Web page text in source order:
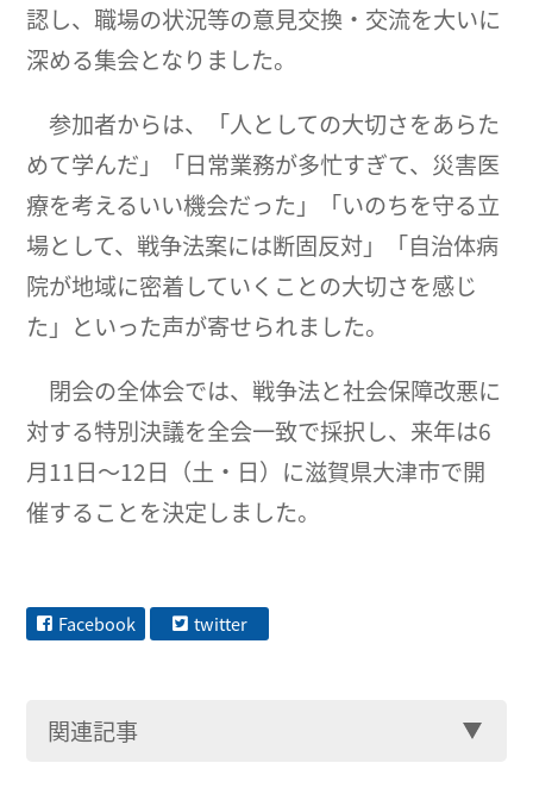
認し、職場の状況等の意見交換・交流を大いに
深める集会となりました。
参加者からは、「人としての大切さをあらた
めて学んだ」「日常業務が多忙すぎて、災害医
療を考えるいい機会だった」「いのちを守る立
場として、戦争法案には断固反対」「自治体病
院が地域に密着していくことの大切さを感じ
た」といった声が寄せられました。
閉会の全体会では、戦争法と社会保障改悪に
対する特別決議を全会一致で採択し、来年は6
月11日～12日（土・日）に滋賀県大津市で開
催することを決定しました。
Facebook twitter
関連記事